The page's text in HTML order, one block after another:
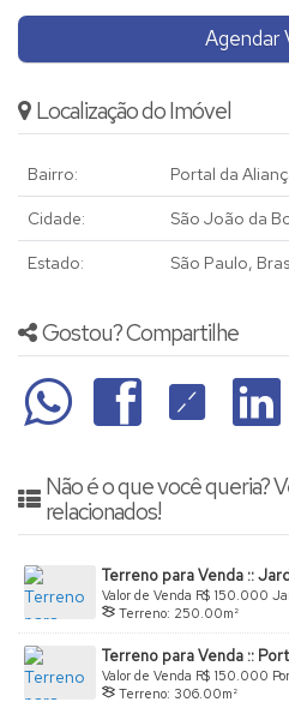
Agendar
Localização do Imóvel
Bairro: Portal da
Cidade: São João da
Estado: São Paulo,
Gostou? Compartilhe
Não é o que você queria?
relacionados!
Terreno para Venda ::
R$ 150.000
Valor de Venda
Vista, São Paulo, Brasil
Terreno: 250.00m²
Terreno para Venda ::
R$ 150.000
Valor de Venda
São Paulo, Brasil
Terreno: 306.00m²